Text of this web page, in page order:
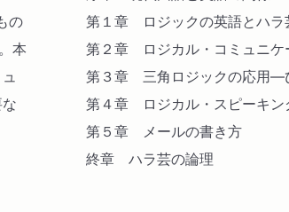
の
本
第１章 ロジックの英語とハラ
第２章 ロジカル・コミュニケ
第３章 三角ロジックの応用―
第４章 ロジカル・スピーキン
第５章 メールの書き方
終章 ハラ芸の論理